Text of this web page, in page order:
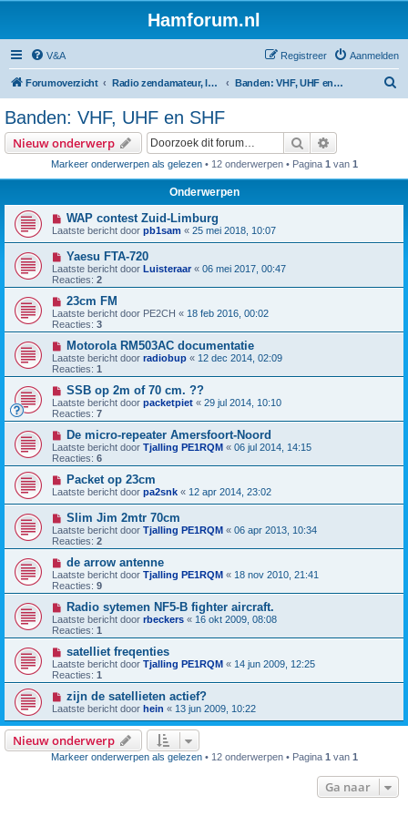
Hamforum.nl
V&A Aanmelden
Registreer
Forumoverzicht Radio zendamateur, luisteramateur en elektronica zelfbouw Banden: VHF, UHF en SHF
Banden: VHF, UHF en SHF
Nieuw onderwerp Zoek
Markeer onderwerpen als gelezen• 12 onderwerpen • Pagina 1 van 1
Onderwerpen
WAP contest Zuid-Limburg
Laatste bericht door pb1sam « 25 mei 2018, 10:07
Yaesu FTA-720
Laatste bericht door Luisteraar « 06 mei 2017, 00:47
Reacties: 2
23cm FM
Laatste bericht door PE2CH « 18 feb 2016, 00:02
Reacties: 3
Motorola RM503AC documentatie
Laatste bericht door radiobup « 12 dec 2014, 02:09
Reacties: 1
SSB op 2m of 70 cm. ??
Laatste bericht door packetpiet « 29 jul 2014, 10:10
Reacties: 7
De micro-repeater Amersfoort-Noord
Laatste bericht door Tjalling PE1RQM « 06 jul 2014, 14:15
Reacties: 6
Packet op 23cm
Laatste bericht door pa2snk « 12 apr 2014, 23:02
Slim Jim 2mtr 70cm
Laatste bericht door Tjalling PE1RQM « 06 apr 2013, 10:34
Reacties: 2
de arrow antenne
Laatste bericht door Tjalling PE1RQM « 18 nov 2010, 21:41
Reacties: 9
Radio sytemen NF5-B fighter aircraft.
Laatste bericht door rbeckers « 16 okt 2009, 08:08
Reacties: 1
satelliet freqenties
Laatste bericht door Tjalling PE1RQM « 14 jun 2009, 12:25
Reacties: 1
zijn de satellieten actief?
Laatste bericht door hein « 13 jun 2009, 10:22
Nieuw onderwerp
Markeer onderwerpen als gelezen• 12 onderwerpen • Pagina 1 van 1
Ga naar